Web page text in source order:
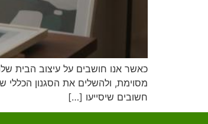
כאשר אנו חושבים על עיצוב הבית
מסוימת, ולהשלים את הסגנון הכללי
חשובים שיסייעו […]